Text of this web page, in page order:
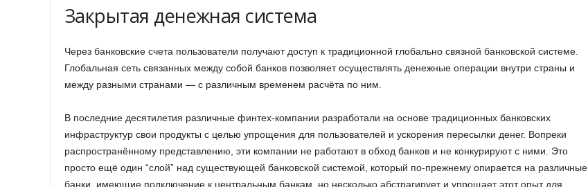
Закрытая денежная система
Через банковские счета пользователи получают доступ к традиционной глобально связной банковской системе.
Глобальная сеть связанных между собой банков позволяет осуществлять денежные операции внутри страны и
между разными странами — с различным временем расчёта по ним.
В последние десятилетия различные финтех-компании разработали на основе традиционных банковских
инфраструктур свои продукты с целью упрощения для пользователей и ускорения пересылки денег. Вопреки
распространённому представлению, эти компании не работают в обход банков и не конкурируют с ними. Это
просто ещё один “слой” над существующей банковской системой, который по-прежнему опирается на различные
банки, имеющие подключение к центральным банкам, но несколько абстрагирует и упрощает этот опыт для